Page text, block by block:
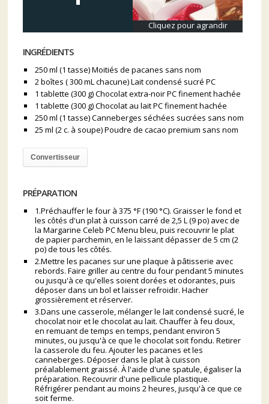
Cliquez pour agrandir
INGRÉDIENTS
250 ml (1 tasse) Moitiés de pacanes sans nom
2 boîtes ( 300 mL chacune) Lait condensé sucré PC
1 tablette (300 g) Chocolat extra-noir PC finement hachée
1 tablette (300 g) Chocolat au lait PC finement hachée
250 ml (1 tasse) Canneberges séchées sucrées sans nom
25 ml (2 c. à soupe) Poudre de cacao premium sans nom
Convertisseur
PRÉPARATION
1.Préchauffer le four à 375 °F (190 °C). Graisser le fond et
les côtés d'un plat à cuisson carré de 2,5 L (9 po) avec de
la Margarine Celeb PC Menu bleu, puis recouvrir le plat
de papier parchemin, en le laissant dépasser de 5 cm (2
po) de tous les côtés.
2.Mettre les pacanes sur une plaque à pâtisserie avec
rebords. Faire griller au centre du four pendant 5 minutes
ou jusqu'à ce qu'elles soient dorées et odorantes, puis
déposer dans un bol et laisser refroidir. Hacher
grossièrement et réserver.
3.Dans une casserole, mélanger le lait condensé sucré, le
chocolat noir et le chocolat au lait. Chauffer à feu doux,
en remuant de temps en temps, pendant environ 5
minutes, ou jusqu'à ce que le chocolat soit fondu. Retirer
la casserole du feu. Ajouter les pacanes et les
canneberges. Déposer dans le plat à cuisson
préalablement graissé. À l'aide d'une spatule, égaliser la
préparation. Recouvrir d'une pellicule plastique.
Réfrigérer pendant au moins 2 heures, jusqu'à ce que ce
soit ferme.